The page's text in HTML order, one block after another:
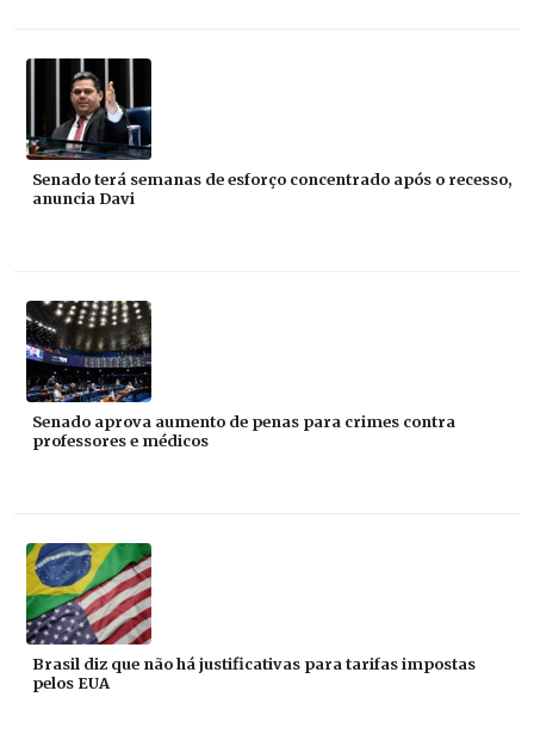
Senado terá semanas de esforço concentrado após o recesso,
anuncia Davi
Senado aprova aumento de penas para crimes contra
professores e médicos
Brasil diz que não há justificativas para tarifas impostas
pelos EUA